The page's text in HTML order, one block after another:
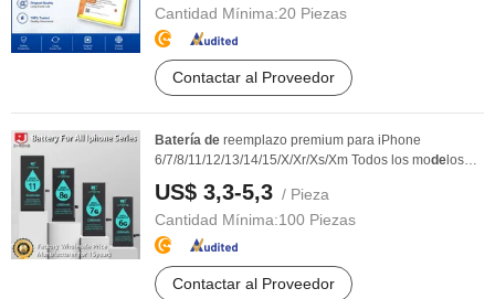
Cantidad Mínima:20 Piezas
Contactar al Proveedor
Batería de reemplazo premium para iPhone
6/7/8/11/12/13/14/15/X/Xr/Xs/Xm Todos los mode los
venta al ...
US$ 3,3-5,3 / Pieza
Cantidad Mínima:100 Piezas
Contactar al Proveedor